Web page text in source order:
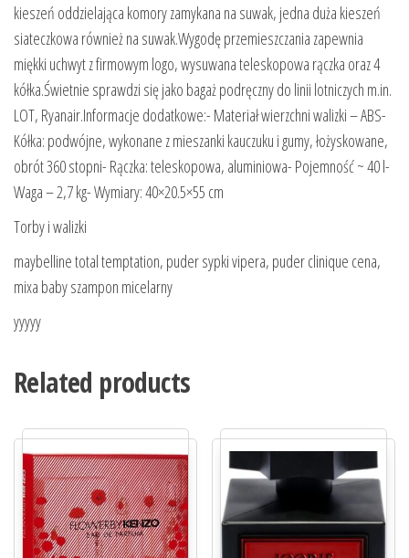
kieszeń oddzielająca komory zamykana na suwak, jedna duża kieszeń
siateczkowa również na suwak.Wygodę przemieszczania zapewnia
miękki uchwyt z firmowym logo, wysuwana teleskopowa rączka oraz 4
kółka.Świetnie sprawdzi się jako bagaż podręczny do linii lotniczych m.in.
LOT, Ryanair.Informacje dodatkowe:- Materiał wierzchni walizki – ABS-
Kółka: podwójne, wykonane z mieszanki kauczuku i gumy, łożyskowane,
obrót 360 stopni- Rączka: teleskopowa, aluminiowa- Pojemność ~ 40 l-
Waga – 2,7 kg- Wymiary: 40×20.5×55 cm
Torby i walizki
maybelline total temptation, puder sypki vipera, puder clinique cena,
mixa baby szampon micelarny
yyyyy
Related products